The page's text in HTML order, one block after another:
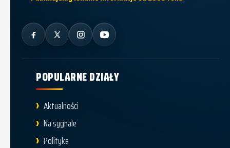
POPULARNE DZIAŁY
Aktualności
Na sygnale
Polityka